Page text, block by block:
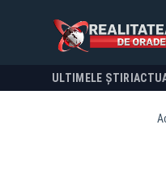
ULTIMELE ȘTIRI